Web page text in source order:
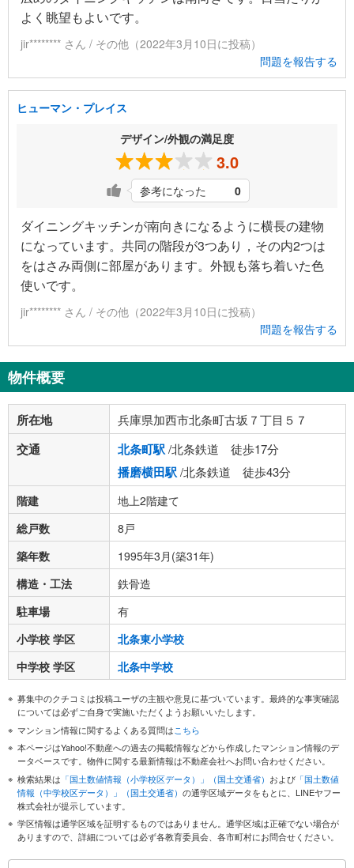
よく眺望もよいです。
jir******** さん / その他（2022年3月10日に投稿）
問題を報告する
ヒューマン・プレイス
デザイン/外観の満足度
3.0
参考になった 0
ダイニングキッチンが南向きになるように横長の建物
になっています。共同の階段が3つあり，その内2つは
をはさみ両側に部屋があります。外観も落ち着いた色
使いです。
jir******** さん / その他（2022年3月10日に投稿）
問題を報告する
物件概要
所在地 兵庫県加西市北条町古坂７丁目５７
交通 北条町駅/北条鉄道 徒歩17分
播磨横田駅/北条鉄道 徒歩43分
階建
地上2階建て
総戸数
8戸
築年数
1995年3月(築31年)
構造・工法
鉄骨造
駐車場
有
小学校 学区
北条東小学校
中学校 学区
北条中学校
募集中のクチコミは投稿ユーザの主観や意見に基づいています。最終的な事実確認
については必ずご自身で実施いただくようお願いいたします。
マンション情報に関するよくある質問はこちら
本ページはYahoo!不動産への過去の掲載情報などから作成したマンション情報のデ
ータベースです。物件に関する最新情報は不動産会社へお問い合わせください。
検索結果は 「国土数値情報（小学校区データ）」（国土交通省） および 「国土数値
情報（中学校区データ）」（国土交通省） の通学区域データをもとに、LINEヤフー
株式会社が提示しています。
学区情報は通学区域を証明するものではありません。通学区域は正確でない場合が
ありますので、詳細については必ず各教育委員会、各市町村にお問合せください。